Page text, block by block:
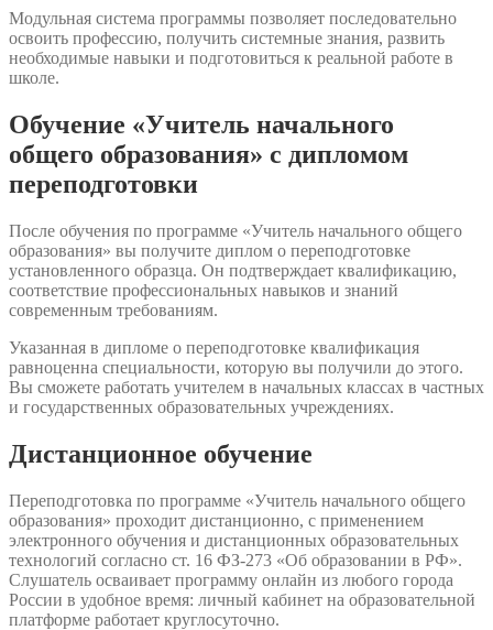
Модульная система программы позволяет последовательно
освоить профессию, получить системные знания, развить
необходимые навыки и подготовиться к реальной работе в
школе.
Обучение «Учитель начального
общего образования» с дипломом
переподготовки
После обучения по программе «Учитель начального общего
образования» вы получите диплом о переподготовке
установленного образца. Он подтверждает квалификацию,
соответствие профессиональных навыков и знаний
современным требованиям.
Указанная в дипломе о переподготовке квалификация
равноценна специальности, которую вы получили до этого.
Вы сможете работать учителем в начальных классах в частных
и государственных образовательных учреждениях.
Дистанционное обучение
Переподготовка по программе «Учитель начального общего
образования» проходит дистанционно, с применением
электронного обучения и дистанционных образовательных
технологий согласно ст. 16 ФЗ-273 «Об образовании в РФ».
Слушатель осваивает программу онлайн из любого города
России в удобное время: личный кабинет на образовательной
платформе работает круглосуточно.